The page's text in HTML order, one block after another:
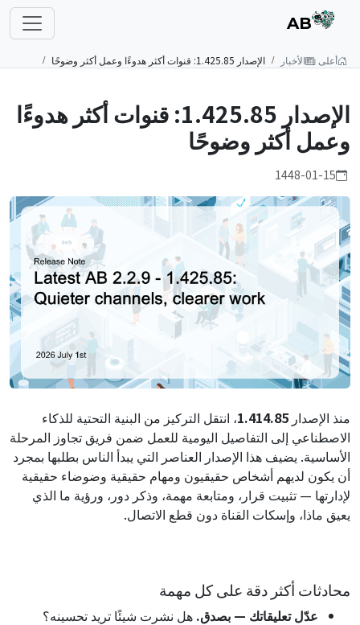
AB
أعلى الأخبار الإصدار 1.425.85: قنوات أكثر هدوءًا وعمل أكثر وضوحًا
الإصدار 1.425.85: قنوات أكثر هدوءًا
وعمل أكثر وضوحًا
1448-01-15
منذ الإصدار 1.414.85، انتقل التركيز من البنية التحتية للذكاء
الاصطناعي إلى التفاصيل اليومية للعمل ضمن فريق تجاوز المرحلة
الأساسية. يضيف هذا الإصدار العناصر التي يبدأ الناس بطلبها بمجرد
أن يكون لديهم أشخاص حقيقيون ومهام حقيقية وضوضاء حقيقية
لإدارتها — تثبيت قرار، ومتابعة مهمة، وذكر دور، ورؤية ما الذي
يعيق ماذا، وإسكات القناة دون قطع الاتصال.
محادثات أكثر دقة على كل مهمة
عدّل تعليقاتك — بصدق. هل نشرت شيئًا تريد تحسينه؟